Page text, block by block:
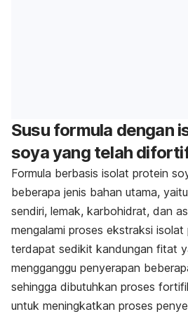
Susu formula dengan
soya yang telah
Formula berbasis isolat protein
beberapa jenis bahan utama,
sendiri, lemak, karbohidrat, dan
mengalami proses ekstraksi isolat
terdapat sedikit kandungan fitat
mengganggu penyerapan
sehingga dibutuhkan proses
untuk meningkatkan proses